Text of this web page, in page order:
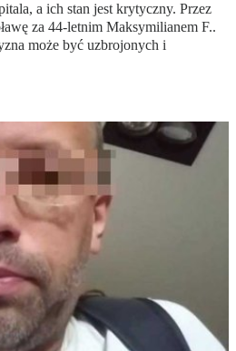
a ich stan jest krytyczny. Przez
za 44-letnim Maksymilianem F..
może być uzbrojonych i